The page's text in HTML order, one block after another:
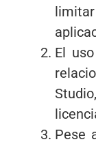
El
Pese